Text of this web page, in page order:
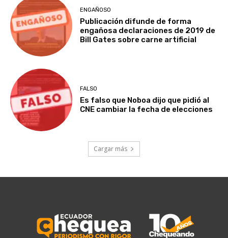
ENGAÑOSO
Publicación difunde de forma
engañosa declaraciones de 2019 de
Bill Gates sobre carne artificial
FALSO
Es falso que Noboa dijo que pidió al
CNE cambiar la fecha de elecciones
Cargar más